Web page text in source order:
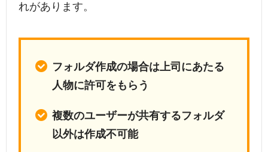
れがあります。
フォルダ作成の場合は上司にあたる
人物に許可をもらう
複数のユーザーが共有するフォルダ
以外は作成不可能